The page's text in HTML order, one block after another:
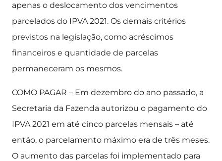
apenas o deslocamento dos vencimentos
parcelados do IPVA 2021. Os demais critérios
previstos na legislação, como acréscimos
financeiros e quantidade de parcelas
permaneceram os mesmos.
COMO PAGAR – Em dezembro do ano passado, a
Secretaria da Fazenda autorizou o pagamento do
IPVA 2021 em até cinco parcelas mensais – até
então, o parcelamento máximo era de três meses.
O aumento das parcelas foi implementado para